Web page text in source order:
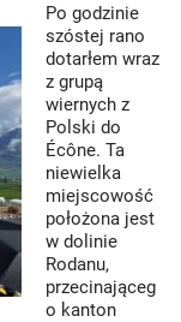
Po godzinie
szóstej rano
dotarłem wraz
z grupą
wiernych z
Polski do
Écône. Ta
niewielka
miejscowość
położona jest
w dolinie
Rodanu,
przecinająceg
o kanton